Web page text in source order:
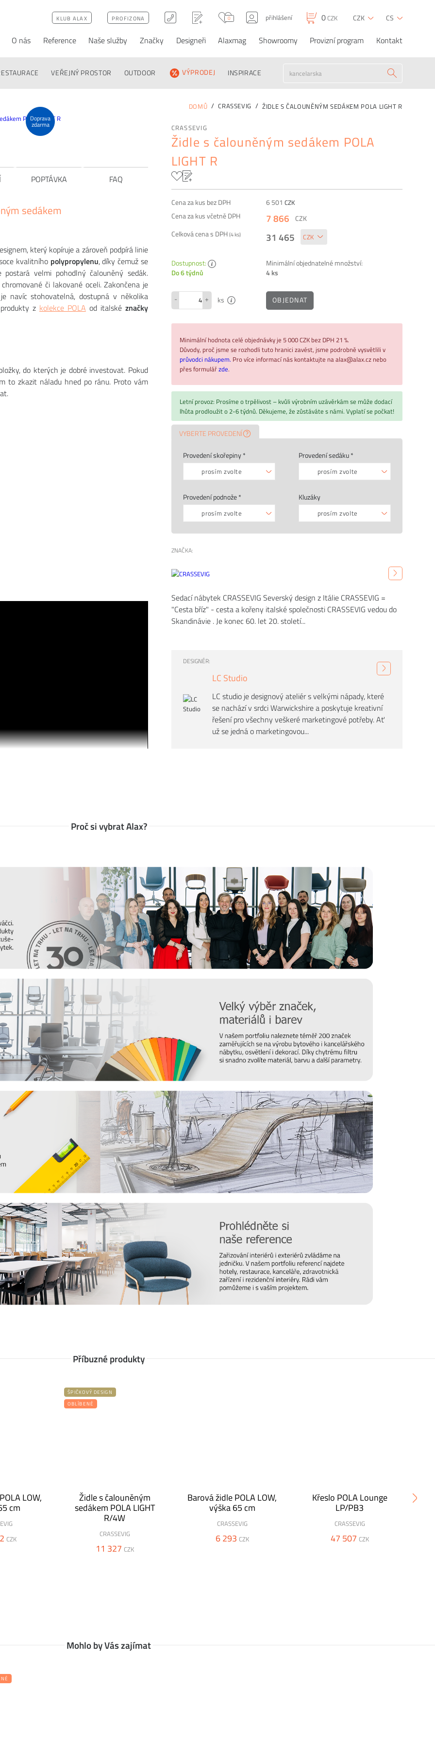
KLUB ALAX PROFIZONA 0 přihlášení 0CZK CZK CS
O nás Reference Naše služby Značky Designeři Alaxmag Showroomy Provizní program Kontakt
VEŘEJNÝ PROSTOR OUTDOOR VÝPRODEJ INSPIRACE
Poptávka FAQ
Židle s čalouněným
7 866 CZK OBJEDNAT 0CZK
DOMŮ CRASSEVIG ŽIDLE S ČALOUNĚNÝM SEDÁKEM POLA LIGHT R
CRASSEVIG
Židle s čalouněným sedákem POLA
LIGHT R
Cena za kus bez DPH 6 501 CZK
Cena za kus včetně DPH
7 866
CZK
Celková cena s DPH(4ks) 31 465
Dostupnost:
Do 6 týdnů
Minimální objednatelné množství:
4 ks
- + ks OBJEDNAT
Minimální hodnota celé objednávky je 5 000 CZK bez DPH 21 %.
Důvody, proč jsme se rozhodli tuto hranici zavést, jsme podrobně vysvětlili v
průvodci nákupem. Pro více informací nás kontaktujte na alax@alax.cz nebo
přes formulářzde.
Letní provoz: Prosíme o trpělivost – kvůli výrobním uzávěrkám se může dodací
lhůta prodloužit o 2-6 týdnů. Děkujeme, že zůstáváte s námi. Vyplatí se počkat!
VYBERTE PROVEDENÍ
Provedení skořepiny *
prosím zvolte
Provedení sedáku *
prosím zvolte
Provedení podnože *
prosím zvolte
Kluzáky
prosím zvolte
ZNAČKA:
Sedací nábytek CRASSEVIG Severský design z Itálie CRASSEVIG =
"Cesta bříz" - cesta a kořeny italské společnosti CRASSEVIG vedou do
Skandinávie . Je konec 60. let 20. století...
DESIGNÉR:
LC Studio
LC studio je designový ateliér s velkými nápady, které
se nachází v srdci Warwickshire a poskytuje kreativní
řešení pro všechny veškeré marketingové potřeby. Ať
už se jedná o marketingovou...
Doprava
zdarma
POPTÁVKA FAQ
sedákem
který kopíruje a zároveň podpírá linie
kvalitního polypropylenu, díky čemuž se
velmi pohodlný čalouněný sedák.
či lakované oceli. Zakončena je
navíc stohovatelná, dostupná v několika
z kolekce POLA od italské značky
do kterých je dobré investovat. Pokud
to zkazit náladu hned po ránu. Proto vám
víme, že důležitou roli v jeho odolnosti
a doporučení
, jak se starat o různé typy
Proč si vybrat Alax?
Příbuzné produkty
LOW,
cm
CZK
ŠPIČKOVÝ DESIGN
OBLÍBENÉ
Židle s čalouněným
sedákem POLA LIGHT
R/4W
CRASSEVIG
11 327 CZK
Barová židle POLA LOW,
výška 65 cm
CRASSEVIG
6 293 CZK
Křeslo POLA Lounge
LP/PB3
CRASSEVIG
47 507 CZK
Mohlo by Vás zajímat